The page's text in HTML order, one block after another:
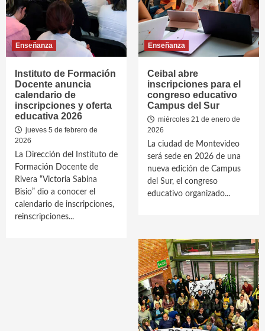
Enseñanza
Instituto de Formación
Docente anuncia
calendario de
inscripciones y oferta
educativa 2026
jueves 5 de febrero de
2026
La Dirección del Instituto de
Formación Docente de
Rivera “Victoria Sabina
Bisio” dio a conocer el
calendario de inscripciones,
reinscripciones...
Enseñanza
Ceibal abre
inscripciones para el
congreso educativo
Campus del Sur
miércoles 21 de enero de
2026
La ciudad de Montevideo
será sede en 2026 de una
nueva edición de Campus
del Sur, el congreso
educativo organizado...